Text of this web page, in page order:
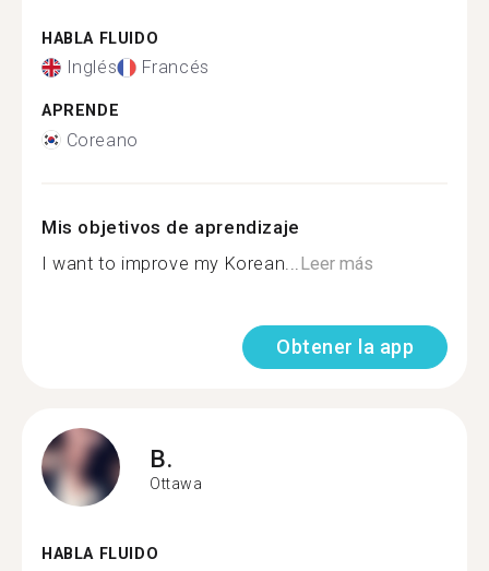
HABLA FLUIDO
Inglés Francés
APRENDE
Coreano
Mis objetivos de aprendizaje
I want to improve my Korean... Leer más
Obtener la app
B.
Ottawa
HABLA FLUIDO